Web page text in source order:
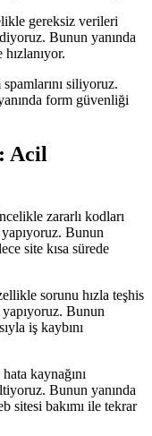
gereksiz verileri
Bunun yanında
siliyoruz.
form güvenliği
Acil
zararlı kodları
Bunun
site kısa sürede
sorunu hızla teşhis
Bunun
iş kaybını
kaynağını
Bunun yanında
sitesi bakımı ile tekrar